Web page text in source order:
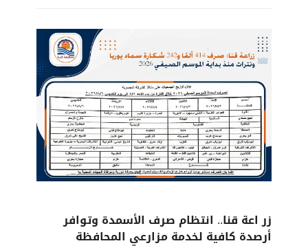
زر اعة قنا.. انتظام صرف الأسمدة وتوافر
أرصدة كافية لخدمة مزارعي المحافظة